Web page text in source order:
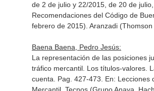
de 2 de julio y 22/2015, de 20 de
Recomendaciones del Código de
febrero de 2015) . Aranzadi
Baena Baena, Pedro Jesús:
La representación de las posiciones
tráfico mercantil. Los títulos-valores.
cuenta. Pag. 427-473. En: Lecciones